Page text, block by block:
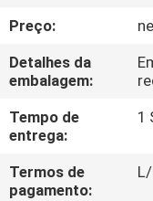
CONTROLE
DE
QUALIDADE
CONTACTE-
NOS
Preço:
Detalhes da
embalagem:
Tempo de
entrega:
1
Termos de
pagamento: